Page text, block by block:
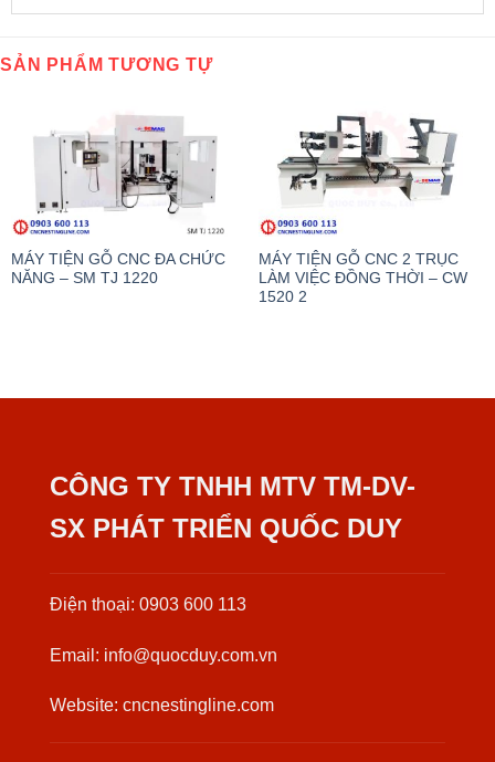
SẢN PHẨM TƯƠNG TỰ
MÁY TIỆN GỖ CNC ĐA CHỨC
NĂNG – SM TJ 1220
MÁY TIỆN GỖ CNC 2 TRỤC
LÀM VIỆC ĐỒNG THỜI – CW
1520 2
CÔNG TY TNHH MTV TM-DV-
SX PHÁT TRIỂN QUỐC DUY
Điện thoại: 0903 600 113
Email: info@quocduy.com.vn
Website: cncnestingline.com